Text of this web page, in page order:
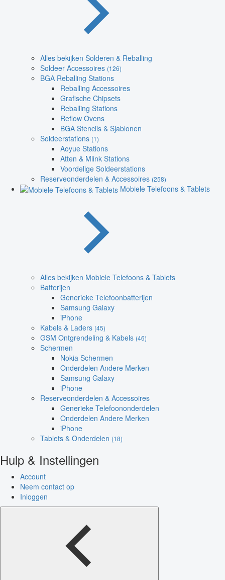
Alles bekijken Solderen & Reballing
Soldeer Accessoires (126)
BGA Reballing Stations
Reballing Accessoires
Grafische Chipsets
Reballing Stations
Reflow Ovens
BGA Stencils & Sjablonen
Soldeerstations (1)
Aoyue Stations
Atten & Mlink Stations
Voordelige Soldeerstations
Reserveonderdelen & Accessoires (258)
Mobiele Telefoons & Tablets
Alles bekijken Mobiele Telefoons & Tablets
Batterijen
Generieke Telefoonbatterijen
Samsung Galaxy
iPhone
Kabels & Laders (45)
GSM Ontgrendeling & Kabels (46)
Schermen
Nokia Schermen
Onderdelen Andere Merken
Samsung Galaxy
iPhone
Reserveonderdelen & Accessoires
Generieke Telefoononderdelen
Onderdelen Andere Merken
iPhone
Tablets & Onderdelen (18)
Hulp & Instellingen
Account
Neem contact op
Inloggen